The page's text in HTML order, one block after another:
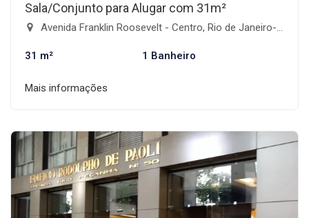
Sala/Conjunto para Alugar com 31m²
Avenida Franklin Roosevelt - Centro, Rio de Janeiro-RJ
31 m² 1 Banheiro
Mais informações